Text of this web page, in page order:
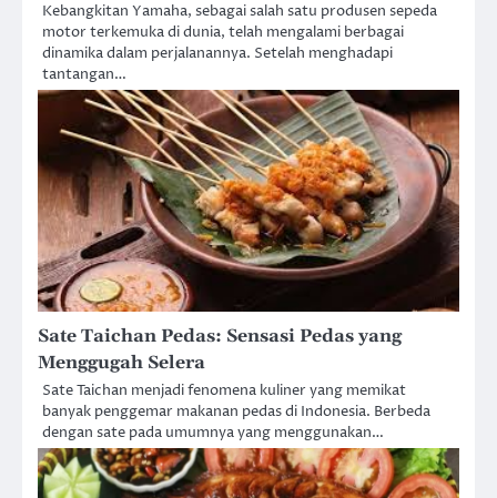
Kebangkitan Yamaha, sebagai salah satu produsen sepeda
motor terkemuka di dunia, telah mengalami berbagai
dinamika dalam perjalanannya. Setelah menghadapi
tantangan…
Sate Taichan Pedas: Sensasi Pedas yang
Menggugah Selera
Sate Taichan menjadi fenomena kuliner yang memikat
banyak penggemar makanan pedas di Indonesia. Berbeda
dengan sate pada umumnya yang menggunakan…